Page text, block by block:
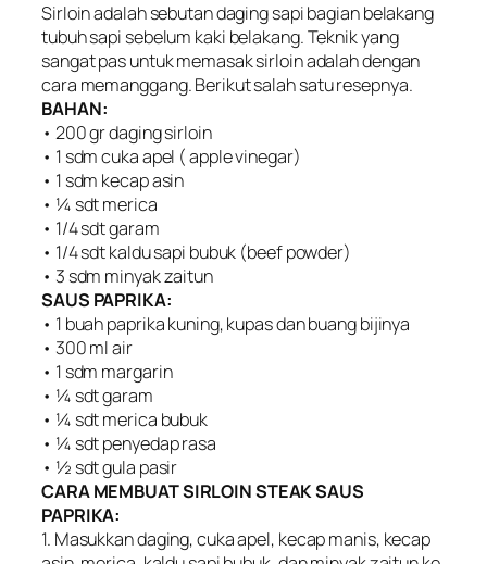
Sirloin adalah sebutan daging sapi bagian belakang
tubuh sapi sebelum kaki belakang. Teknik yang
sangat pas untuk memasak sirloin adalah dengan
cara memanggang. Berikut salah satu resepnya.
BAHAN:
• 200 gr daging sirloin
• 1 sdm cuka apel ( apple vinegar)
• 1 sdm kecap asin
• ¼ sdt merica
• 1/4 sdt garam
• 1/4 sdt kaldu sapi bubuk (beef powder)
• 3 sdm minyak zaitun
SAUS PAPRIKA:
• 1 buah paprika kuning, kupas dan buang bijinya
• 300 ml air
• 1 sdm margarin
• ¼ sdt garam
• ¼ sdt merica bubuk
• ¼ sdt penyedap rasa
• ½ sdt gula pasir
CARA MEMBUAT SIRLOIN STEAK SAUS
PAPRIKA:
1. Masukkan daging, cuka apel, kecap manis, kecap